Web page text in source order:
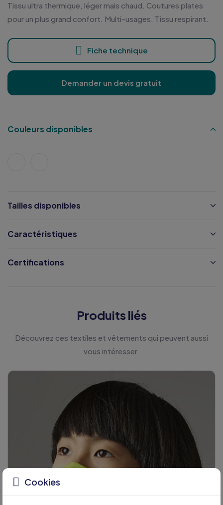
Tissu ultra thermique, léger mais chaud. Coutures plates
pour un plus grand confort. Multi-usages. Tissu respirant.
Fiche technique
Demander un devis gratuit
Couleurs disponibles
Tailles disponibles
Caractéristiques
Certifications
Produits liés
Découvrez ces textiles et vêtements qui peuvent aussi
vous intéresser.
Cookies